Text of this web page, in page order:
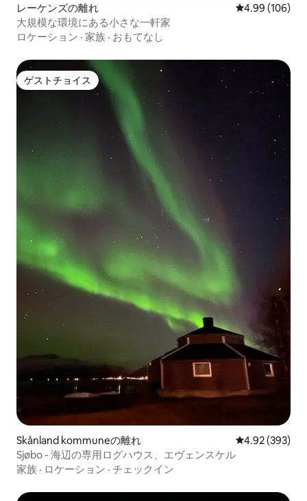
レーケンズの離れ レビュー106
4.99 (106)
大規模な環境にある小さな一軒家
ロケーション · 家族 · おもてなし
ゲストチョイス
ゲストチョイス
Skånland kommuneの離れ レビュー393
4.92 (393)
Sjøbo - 海辺の専用ログハウス、エヴェンスケル
家族 · ロケーション · チェックイン